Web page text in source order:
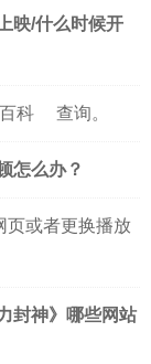
映/什么时候开
科 查询。
怎么办？
页或者更换播放
封神》哪些网站